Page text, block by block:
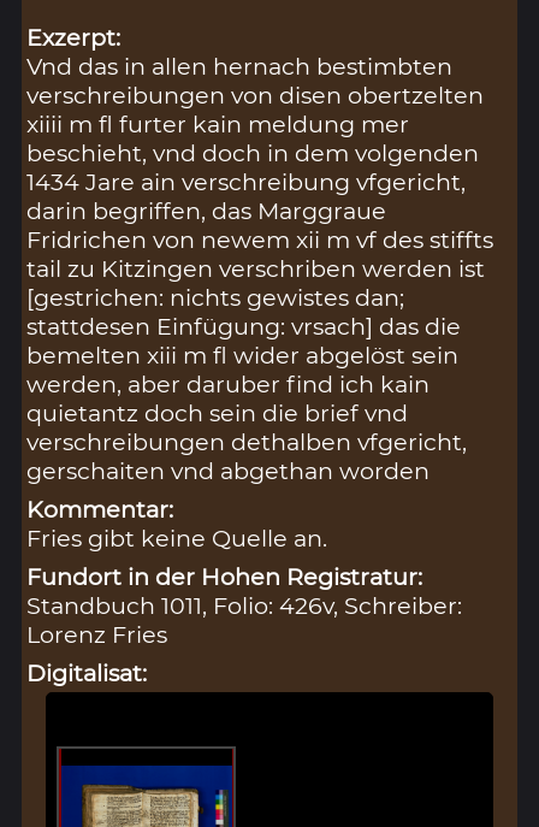
Exzerpt:
Vnd das in allen hernach bestimbten
verschreibungen von disen obertzelten
xiiii m fl furter kain meldung mer
beschieht, vnd doch in dem volgenden
1434 Jare ain verschreibung vfgericht,
darin begriffen, das Marggraue
Fridrichen von newem xii m vf des stiffts
tail zu Kitzingen verschriben werden ist
[gestrichen: nichts gewistes dan;
stattdesen Einfügung: vrsach] das die
bemelten xiii m fl wider abgelöst sein
werden, aber daruber find ich kain
quietantz doch sein die brief vnd
verschreibungen dethalben vfgericht,
gerschaiten vnd abgethan worden
Kommentar:
Fries gibt keine Quelle an.
Fundort in der Hohen Registratur:
Standbuch 1011, Folio: 426v, Schreiber:
Lorenz Fries
Digitalisat: